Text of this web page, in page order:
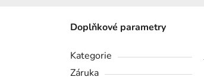
Doplňkové parametry
Kategorie
Záruka